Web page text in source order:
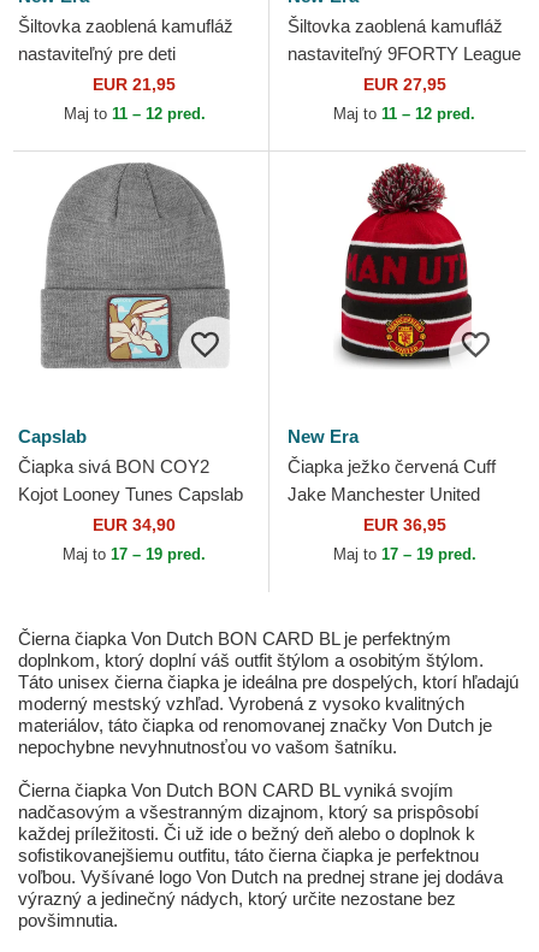
Šiltovka zaoblená kamufláž
nastaviteľný pre deti
9FORTY League Essential
New York Yankees MLB
EUR 21,95
Maj to 11 – 12 pred.
Šiltovka zaoblená kamufláž
nastaviteľný 9FORTY League
Essential New York Yankees
MLB New Era
EUR 27,95
Maj to 11 – 12 pred.
Capslab
Čiapka sivá BON COY2
Kojot Looney Tunes Capslab
EUR 34,90
Maj to 17 – 19 pred.
New Era
Čiapka ježko červená Cuff
Jake Manchester United
Football Club Premier League
New Era
EUR 36,95
Maj to 17 – 19 pred.
Čierna čiapka Von Dutch BON CARD BL je perfektným
doplnkom, ktorý doplní váš outfit štýlom a osobitým štýlom.
Táto unisex čierna čiapka je ideálna pre dospelých, ktorí hľadajú
moderný mestský vzhľad. Vyrobená z vysoko kvalitných
materiálov, táto čiapka od renomovanej značky Von Dutch je
nepochybne nevyhnutnosťou vo vašom šatníku.
Čierna čiapka Von Dutch BON CARD BL vyniká svojím
nadčasovým a všestranným dizajnom, ktorý sa prispôsobí
každej príležitosti. Či už ide o bežný deň alebo o doplnok k
sofistikovanejšiemu outfitu, táto čierna čiapka je perfektnou
voľbou. Vyšívané logo Von Dutch na prednej strane jej dodáva
výrazný a jedinečný nádych, ktorý určite nezostane bez
povšimnutia.